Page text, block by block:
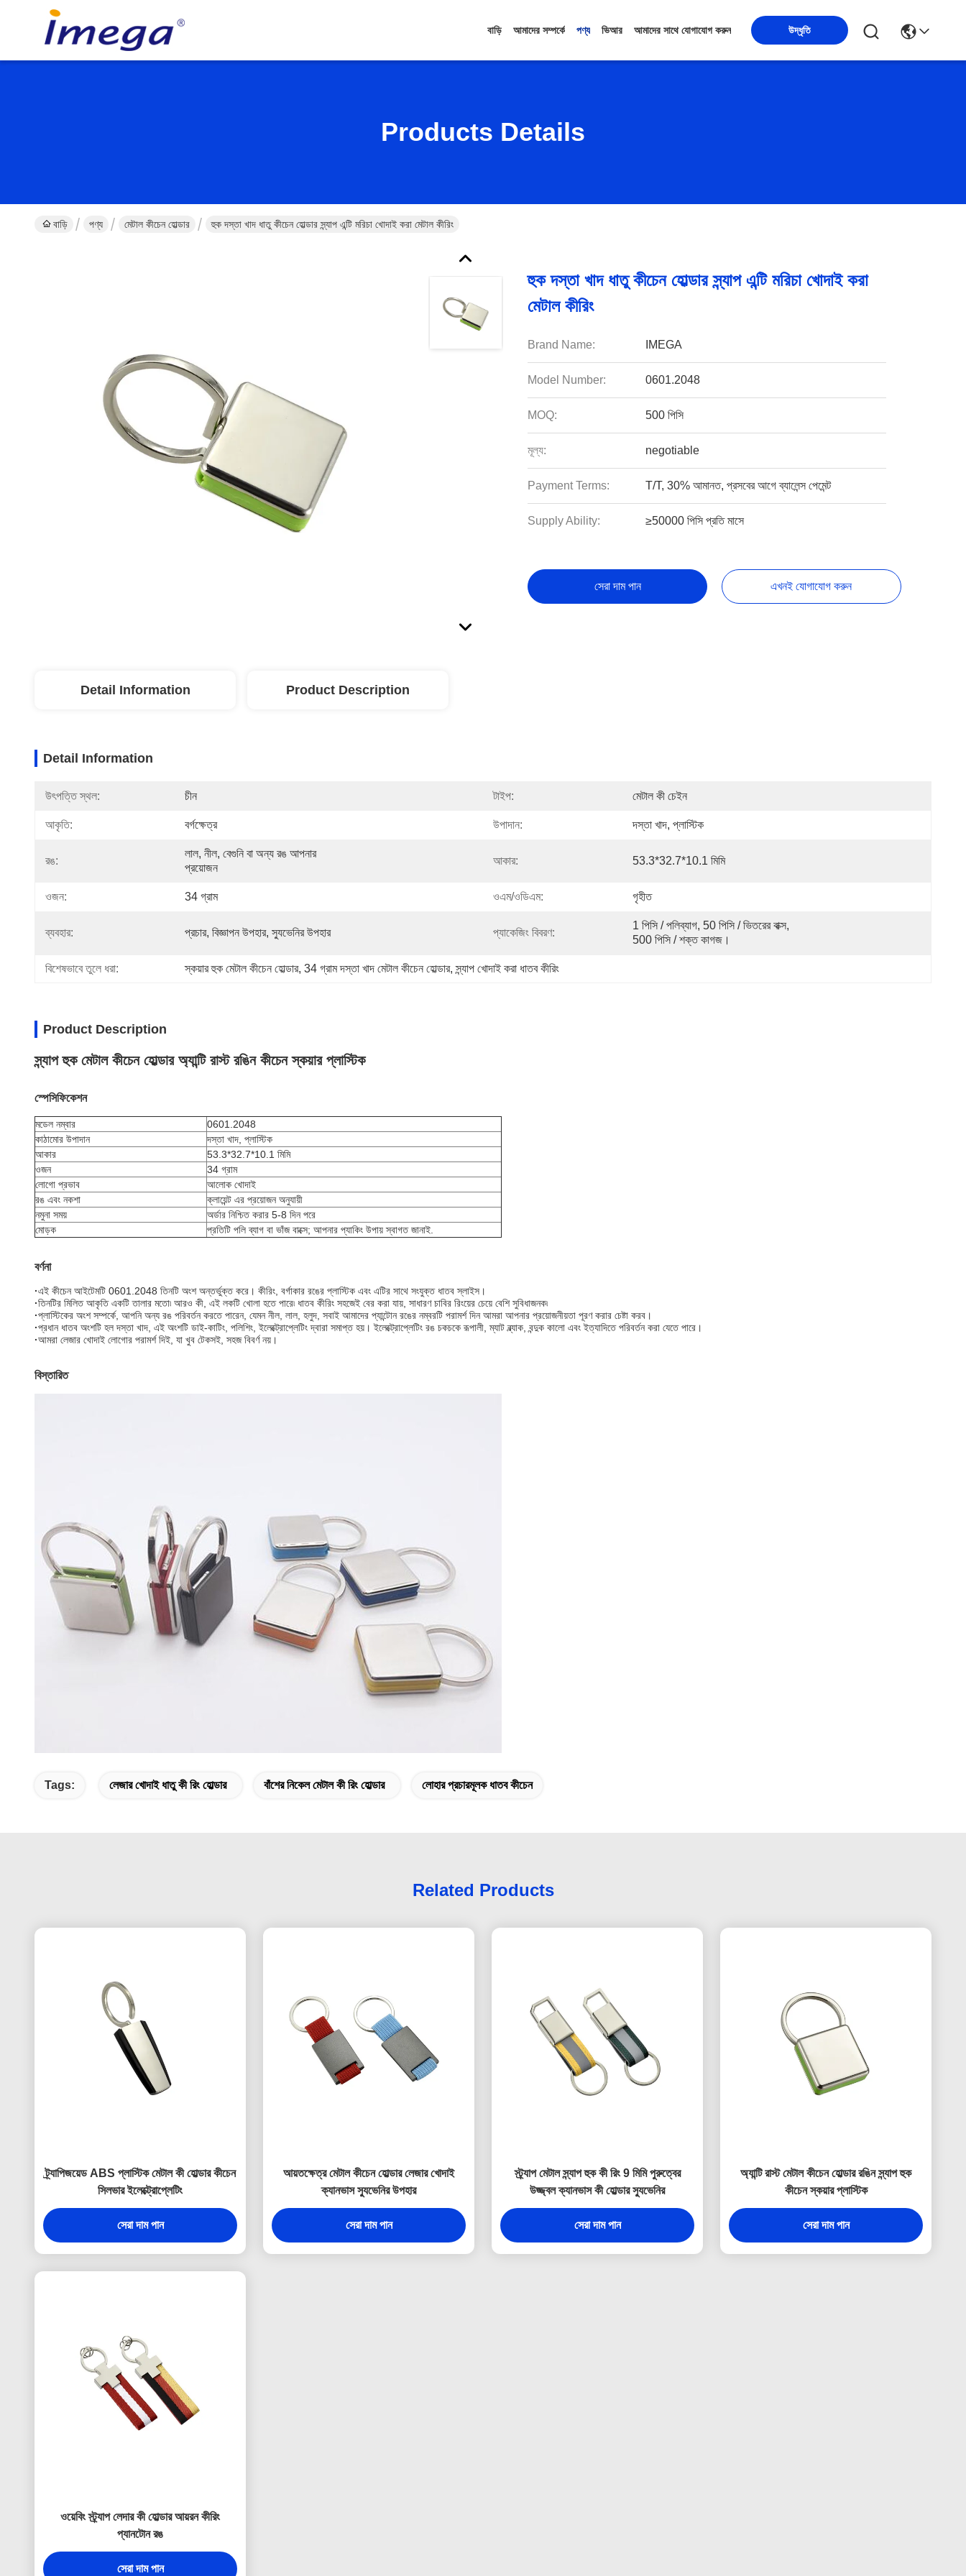
বাড়ি আমাদের সম্পর্কে পণ্য ভিআর আমাদের সাথে যোগাযোগ করুন উদ্ধৃতি
Products Details
বাড়ি পণ্য মেটাল কীচেন হোল্ডার হুক দস্তা খাদ ধাতু কীচেন হোল্ডার স্ন্যাপ এন্টি মরিচা খোদাই করা মেটাল কীরিং
হুক দস্তা খাদ ধাতু কীচেন হোল্ডার স্ন্যাপ এন্টি মরিচা খোদাই করা
মেটাল কীরিং
Brand Name: IMEGA
Model Number: 0601.2048
MOQ: 500 পিসি
মূল্য: negotiable
Payment Terms: T/T, 30% আমানত, প্রসবের আগে ব্যালেন্স পেমেন্ট
Supply Ability: ≥50000 পিসি প্রতি মাসে
সেরা দাম পান এখনই যোগাযোগ করুন
Detail Information Product Description
Detail Information
উৎপত্তি স্থল: চীন টাইপ: মেটাল কী চেইন
আকৃতি: বর্গক্ষেত্র উপাদান: দস্তা খাদ, প্লাস্টিক
রঙ:
লাল, নীল, বেগুনি বা অন্য রঙ আপনার
প্রয়োজন
আকার: 53.3*32.7*10.1 মিমি
ওজন: 34 গ্রাম ওএম/ওডিএম: গৃহীত
ব্যবহার: প্রচার, বিজ্ঞাপন উপহার, স্যুভেনির উপহার প্যাকেজিং বিবরণ:
1 পিসি / পলিব্যাগ, 50 পিসি / ভিতরের বাক্স,
500 পিসি / শক্ত কাগজ।
বিশেষভাবে তুলে ধরা: স্কয়ার হুক মেটাল কীচেন হোল্ডার, 34 গ্রাম দস্তা খাদ মেটাল কীচেন হোল্ডার, স্ন্যাপ খোদাই করা ধাতব কীরিং
Product Description
স্ন্যাপ হুক মেটাল কীচেন হোল্ডার অ্যান্টি রাস্ট রঙিন কীচেন স্কয়ার প্লাস্টিক
স্পেসিফিকেশন
মডেল নম্বার
0601.2048
কাঠামোর উপাদান
দস্তা খাদ, প্লাস্টিক
আকার
53.3*32.7*10.1 মিমি
ওজন
34 গ্রাম
লোগো প্রভাব
আলোক খোদাই
রঙ এবং নকশা
ক্লায়েন্ট এর প্রয়োজন অনুযায়ী
নমুনা সময়
অর্ডার নিশ্চিত করার 5-8 দিন পরে
মোড়ক
প্রতিটি পলি ব্যাগ বা ভাঁজ বাক্সে; আপনার প্যাকিং উপায় স্বাগত জানাই.
বর্ণনা
·এই কীচেন আইটেমটি 0601.2048 তিনটি অংশ অন্তর্ভুক্ত করে। কীরিং, বর্গাকার রঙের প্লাস্টিক এবং এটির সাথে সংযুক্ত ধাতব স্লাইস।
·তিনটির মিলিত আকৃতি একটি তালার মতো৷ আরও কী, এই লকটি খোলা হতে পারে৷ ধাতব কীরিং সহজেই বের করা যায়, সাধারণ চাবির রিংয়ের চেয়ে বেশি সুবিধাজনক৷
·প্লাস্টিকের অংশ সম্পর্কে, আপনি অন্য রঙ পরিবর্তন করতে পারেন, যেমন নীল, লাল, হলুদ, সবাই আমাদের প্যান্টোন রঙের নম্বরটি পরামর্শ দিন আমরা আপনার প্রয়োজনীয়তা পূরণ করার চেষ্টা করব।
·প্রধান ধাতব অংশটি হল দস্তা খাদ, এই অংশটি ডাই-কাটিং, পলিশিং, ইলেক্ট্রোপ্লেটিং দ্বারা সমাপ্ত হয়। ইলেক্ট্রোপ্লেটিং রঙ চকচকে রূপালী, ম্যাট ব্ল্যাক, বন্দুক কালো এবং ইত্যাদিতে পরিবর্তন করা যেতে পারে।
·আমরা লেজার খোদাই লোগোর পরামর্শ দিই, যা খুব টেকসই, সহজ বিবর্ণ নয়।
বিস্তারিত
Tags: লেজার খোদাই ধাতু কী রিং হোল্ডার বাঁশের নিকেল মেটাল কী রিং হোল্ডার লোহার প্রচারমূলক ধাতব কীচেন
Related Products
ট্র্যাপিজয়েড ABS প্লাস্টিক মেটাল কী হোল্ডার কীচেন
সিলভার ইলেক্ট্রোপ্লেটিং
সেরা দাম পান
আয়তক্ষেত্র মেটাল কীচেন হোল্ডার লেজার খোদাই
ক্যানভাস স্যুভেনির উপহার
সেরা দাম পান
স্ট্র্যাপ মেটাল স্ন্যাপ হুক কী রিং 9 মিমি পুরুত্বের
উজ্জ্বল ক্যানভাস কী হোল্ডার স্যুভেনির
সেরা দাম পান
অ্যান্টি রাস্ট মেটাল কীচেন হোল্ডার রঙিন স্ন্যাপ হুক
কীচেন স্কয়ার প্লাস্টিক
সেরা দাম পান
ওয়েবিং স্ট্র্যাপ লেদার কী হোল্ডার আয়রন কীরিং
প্যানটোন রঙ
সেরা দাম পান